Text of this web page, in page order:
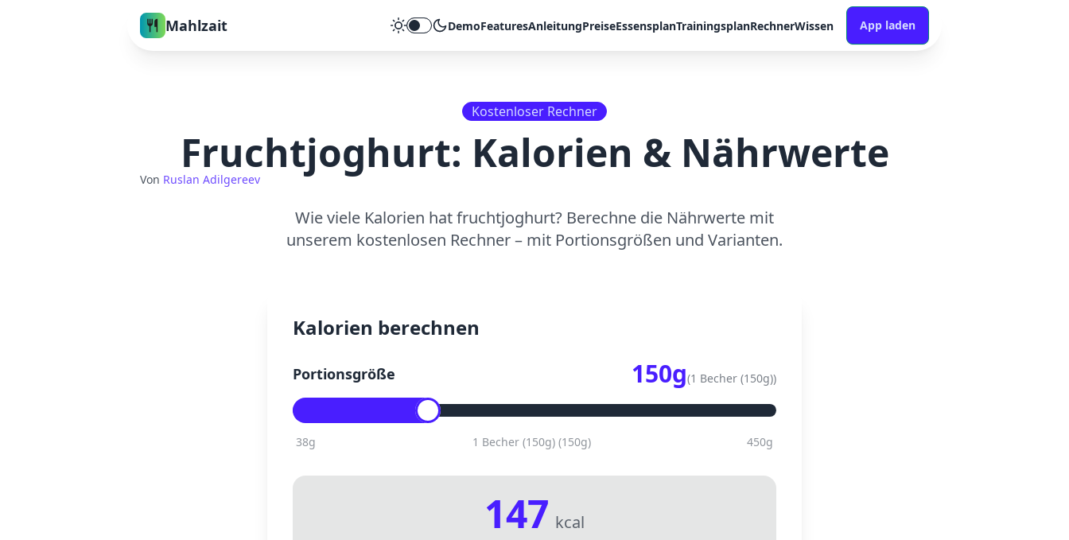
Mahlzait Theme umschalten
DemoFeaturesAnleitungPreiseEssensplanTrainingsplanRechnerWissen App laden
Kostenloser Rechner
Fruchtjoghurt: Kalorien & Nährwerte
Von Ruslan Adilgereev
Wie viele Kalorien hatfruchtjoghurt? Berechne die Nährwerte mit
unserem kostenlosen Rechner – mit Portionsgrößen und Varianten.
Kalorien berechnen
Portionsgröße 150g(1 Becher (150g))
38g 1 Becher (150g)(150g) 450g
147 kcal